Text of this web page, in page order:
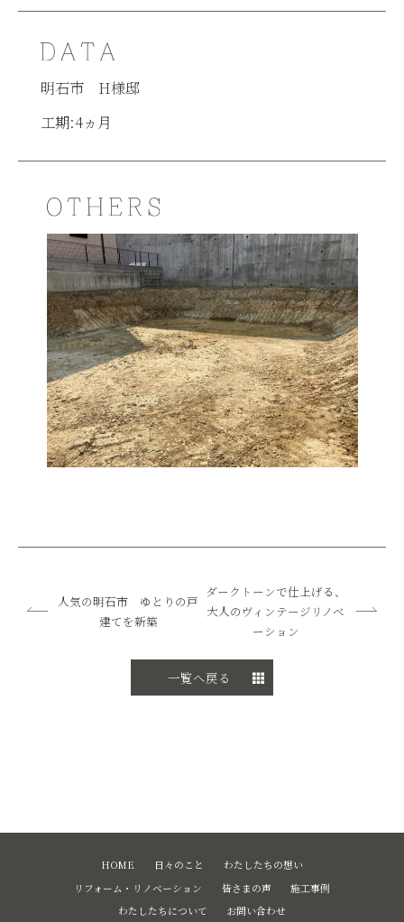
明石市 H様邸
工期:4ヵ月
人気の明石市 ゆとりの戸
建てを新築
一覧へ戻る
ダークトーンで仕上げる、
大人のヴィンテージリノベ
ーション
HOME 日々のこと
わたしたちの想い
リフォーム・リノベーション
皆さまの声
施工事例
わたしたちについて
お問い合わせ